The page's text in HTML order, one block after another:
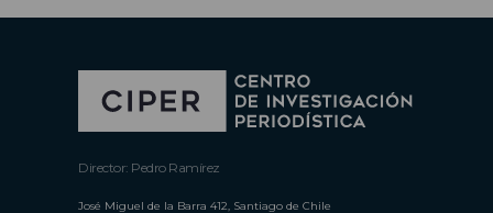
Director: Pedro Ramírez
José Miguel de la Barra 412, Santiago de Chile